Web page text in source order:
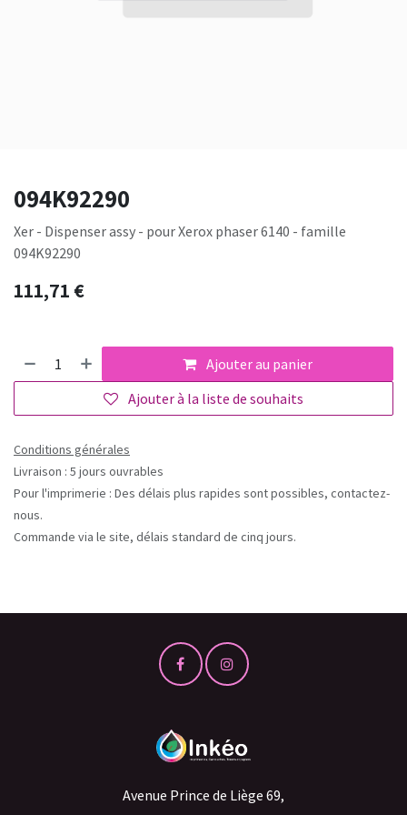
094K92290
Xer - Dispenser assy - pour Xerox phaser 6140 - famille
094K92290
111,71€
Ajouter au panier
Ajouter à la liste de souhaits
Conditions générales
Livraison : 5 jours ouvrables
Pour l'imprimerie : Des délais plus rapides sont possibles, contactez-
nous.
Commande via le site, délais standard de cinq jours.
Avenue Prince de Liège 69,